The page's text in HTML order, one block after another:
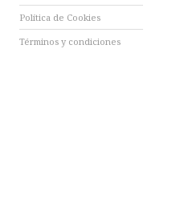
Política de Cookies
Términos y condiciones